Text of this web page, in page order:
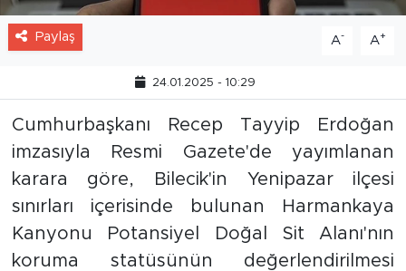
Paylaş A- A+
24.01.2025 - 10:29
Cumhurbaşkanı Recep Tayyip Erdoğan
imzasıyla Resmi Gazete'de yayımlanan
karara göre, Bilecik'in Yenipazar ilçesi
sınırları içerisinde bulunan Harmankaya
Kanyonu Potansiyel Doğal Sit Alanı'nın
koruma statüsünün değerlendirilmesi